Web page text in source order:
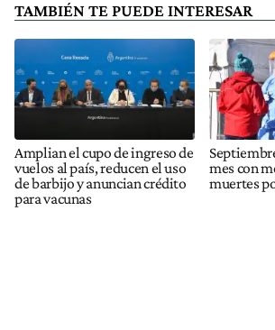
TAMBIÉN TE PUEDE INTERESAR
Amplian el cupo de ingreso de
vuelos al país, reducen el uso
de barbijo y anuncian crédito
para vacunas
mes con
muertes